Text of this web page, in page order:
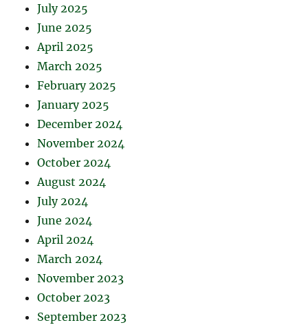
July 2025
June 2025
April 2025
March 2025
February 2025
January 2025
December 2024
November 2024
October 2024
August 2024
July 2024
June 2024
April 2024
March 2024
November 2023
October 2023
September 2023